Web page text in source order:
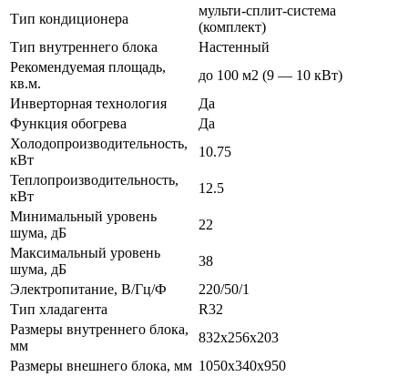
Тип кондиционера
мульти-сплит-система
(комплект)
Тип внутреннего блока
Настенный
Рекомендуемая площадь,
кв.м.
до 100 м2 (9 — 10 кВт)
Инверторная технология
Да
Функция обогрева
Да
Холодопроизводительность,
кВт
10.75
Теплопроизводительность,
кВт
12.5
Минимальный уровень
шума, дБ
22
Максимальный уровень
шума, дБ
38
Электропитание, В/Гц/Ф
220/50/1
Тип хладагента
R32
Размеры внутреннего блока,
мм
832x256x203
Размеры внешнего блока, мм 1050x340x950